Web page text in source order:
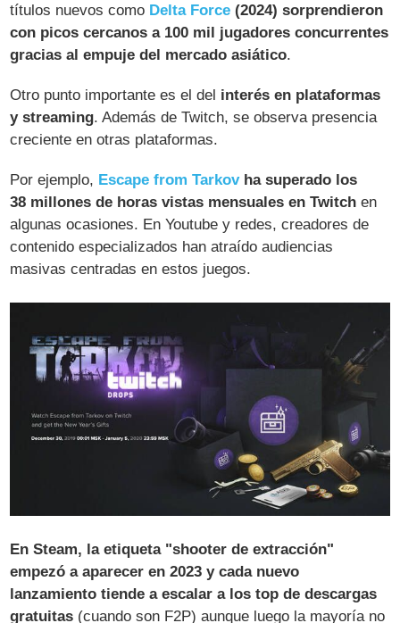
títulos nuevos como Delta Force (2024) sorprendieron
con picos cercanos a 100 mil jugadores concurrentes
gracias al empuje del mercado asiático​.
Otro punto importante es el del interés en plataformas
y streaming. Además de Twitch, se observa presencia
creciente en otras plataformas.
Por ejemplo, Escape from Tarkovha superado los
38 millones de horas vistas mensuales en Twitch en
algunas ocasiones​. En Youtube y redes, creadores de
contenido especializados han atraído audiencias
masivas centradas en estos juegos.
En Steam, la etiqueta "shooter de extracción"
empezó a aparecer en 2023 y cada nuevo
lanzamiento tiende a escalar a los top de descargas
gratuitas (cuando son F2P) aunque luego la mayoría no